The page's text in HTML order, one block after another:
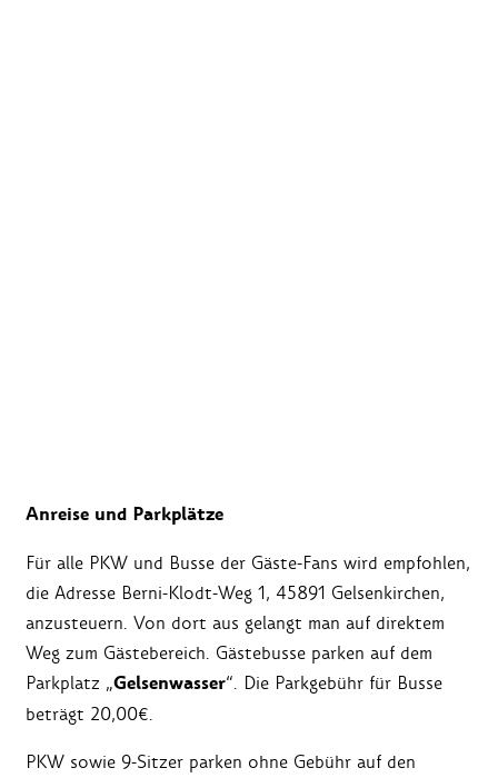
Anreise und Parkplätze
Für alle PKW und Busse der Gäste-Fans wird empfohlen,
die Adresse Berni-Klodt-Weg 1, 45891 Gelsenkirchen,
anzusteuern. Von dort aus gelangt man auf direktem
Weg zum Gästebereich. Gästebusse parken auf dem
Parkplatz „Gelsenwasser“. Die Parkgebühr für Busse
beträgt 20,00€.
PKW sowie 9-Sitzer parken ohne Gebühr auf den